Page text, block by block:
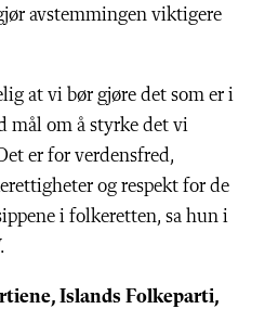
avstemmingen viktigere
at vi bør gjøre det som er i
mål om å styrke det vi
er for verdensfred,
og respekt for de
i folkeretten, sa hun i
Islands Folkeparti,